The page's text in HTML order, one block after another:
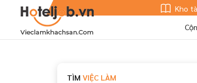
Kho
TÌM VIỆC LÀM